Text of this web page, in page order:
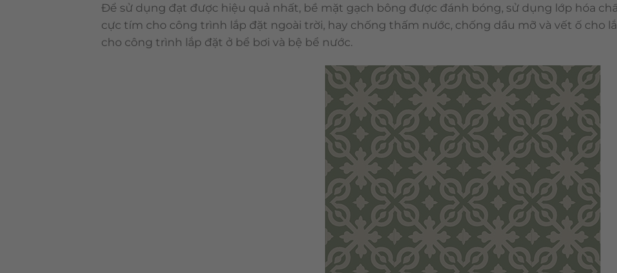
Để sử dụng đạt được hiệu quả nhất, bề mặt gạch bông được đánh bóng, sử dụng lớp hóa
cực tím cho công trình lắp đặt ngoài trời, hay chống thấm nước, chống dầu mỡ và vết ố cho
cho công trình lắp đặt ở bể bơi và bệ bể nước.